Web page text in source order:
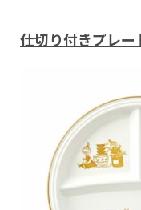
仕切り付きプレー